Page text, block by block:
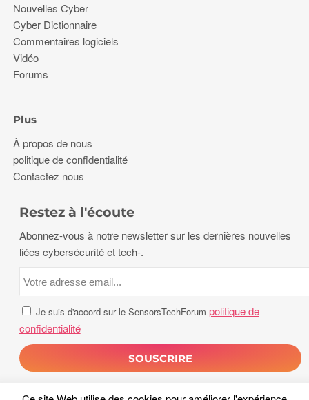
Nouvelles Cyber
Cyber Dictionnaire
Commentaires logiciels
Vidéo
Forums
Plus
À propos de nous
politique de confidentialité
Contactez nous
Restez à l'écoute
Abonnez-vous à notre newsletter sur les dernières nouvelles
liées cybersécurité et tech-.
Je suis d'accord sur le SensorsTechForum politique de
confidentialité